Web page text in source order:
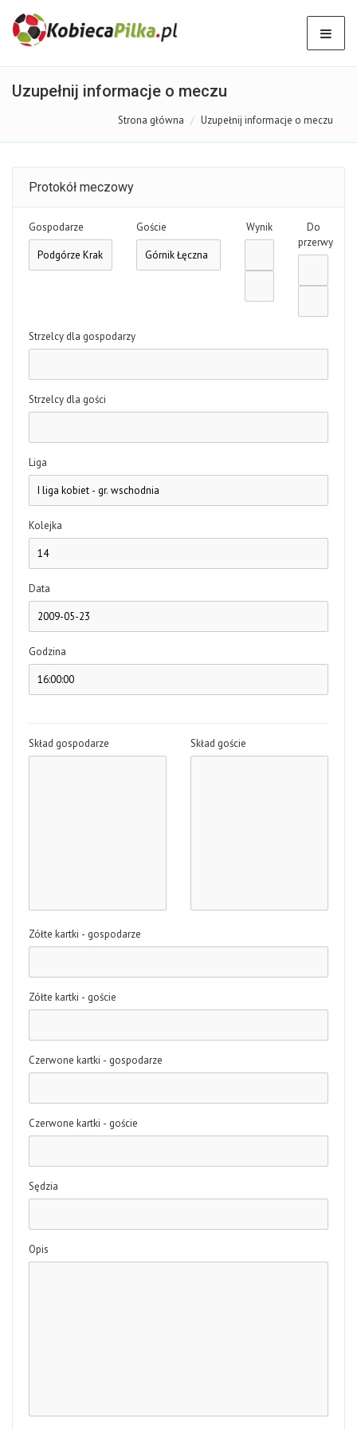
Uzupełnij informacje o meczu
Strona główna Uzupełnij informacje o meczu
Protokół meczowy
Gospodarze Goście Wynik
Do
przerwy
Strzelcy dla gospodarzy
Strzelcy dla gości
Liga
Kolejka
Data
Godzina
Skład gospodarze Skład goście
Zółte kartki - gospodarze
Zółte kartki - goście
Czerwone kartki - gospodarze
Czerwone kartki - goście
Sędzia
Opis